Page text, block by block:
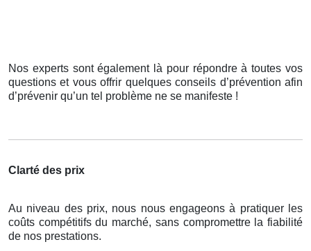
Nos experts sont également là pour répondre à toutes vos
questions et vous offrir quelques conseils d’prévention afin
d’prévenir qu’un tel problème ne se manifeste !
Clarté des prix
Au niveau des prix, nous nous engageons à pratiquer les
coûts compétitifs du marché, sans compromettre la fiabilité
de nos prestations.